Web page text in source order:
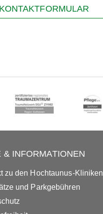
KONTAKTFORMULAR
& INFORMATIONEN
zu den Hochtaunus-Kliniken
und Parkgebühren